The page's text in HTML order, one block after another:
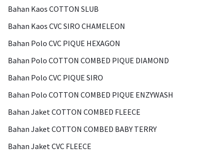
Bahan Kaos COTTON SLUB
Bahan Kaos CVC SIRO CHAMELEON
Bahan Polo CVC PIQUE HEXAGON
Bahan Polo COTTON COMBED PIQUE DIAMOND
Bahan Polo CVC PIQUE SIRO
Bahan Polo COTTON COMBED PIQUE ENZYWASH
Bahan Jaket COTTON COMBED FLEECE
Bahan Jaket COTTON COMBED BABY TERRY
Bahan Jaket CVC FLEECE